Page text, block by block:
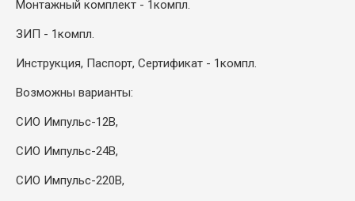
Монтажный комплект - 1компл.
ЗИП - 1компл.
Инструкция, Паспорт, Сертификат - 1компл.
Возможны варианты:
СИО Импульс-12В,
СИО Импульс-24В,
СИО Импульс-220В,